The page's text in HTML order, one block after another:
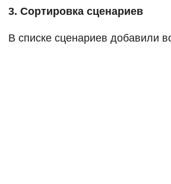
3. Сортировка сценариев
В списке сценариев добавили